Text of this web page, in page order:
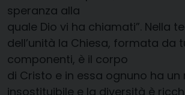
speranza alla
quale Dio vi ha chiamati”. Nella
dell’unità la Chiesa, formata da
componenti, è il corpo
di Cristo e in essa ognuno ha un
insostituibile e la diversità è